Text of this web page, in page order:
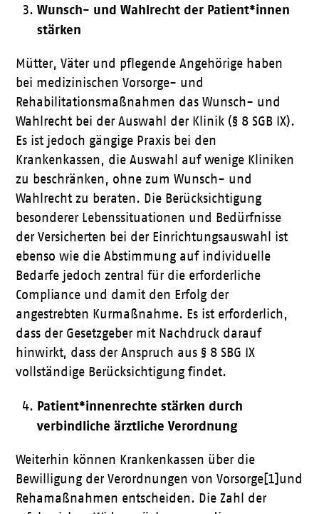
Wunsch- und Wahlrecht der Patient*innen
stärken
Mütter, Väter und pflegende Angehörige haben
bei medizinischen Vorsorge- und
Rehabilitationsmaßnahmen das Wunsch- und
Wahlrecht bei der Auswahl der Klinik (§ 8 SGB IX).
Es ist jedoch gängige Praxis bei den
Krankenkassen, die Auswahl auf wenige Kliniken
zu beschränken, ohne zum Wunsch- und
Wahlrecht zu beraten. Die Berücksichtigung
besonderer Lebenssituationen und Bedürfnisse
der Versicherten bei der Einrichtungsauswahl ist
ebenso wie die Abstimmung auf individuelle
Bedarfe jedoch zentral für die erforderliche
Compliance und damit den Erfolg der
angestrebten Kurmaßnahme. Es ist erforderlich,
dass der Gesetzgeber mit Nachdruck darauf
hinwirkt, dass der Anspruch aus § 8 SBG IX
vollständige Berücksichtigung findet.
Patient*innenrechte stärken durch
verbindliche ärztliche Verordnung
Weiterhin können Krankenkassen über die
Bewilligung der Verordnungen von Vorsorge[1]und
Rehamaßnahmen entscheiden. Die Zahl der